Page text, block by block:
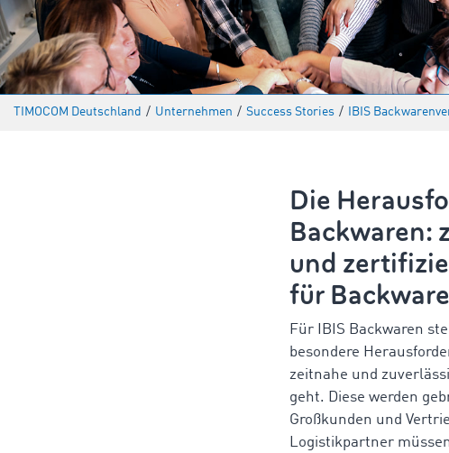
TIMOCOM Deutschland / Unternehmen / Success Stories / IBIS
Die
Backwaren:
und
für
Für IBIS Backwaren
besondere
zeitnahe und
geht. Diese werden
Großkunden und
Logistikpartner